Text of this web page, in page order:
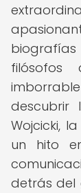
descubrir
Wojcicki,
un hito
detrás del